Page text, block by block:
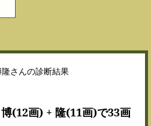
(12画) + 隆(11画)で33画